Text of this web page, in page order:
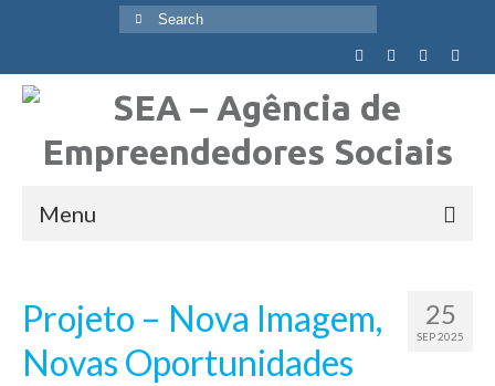
Search
for:
Menu
Visão, Missão e Valores
Objetivos Globais
25
SEP 2025
Projeto – Nova Imagem,
Novas Oportunidades